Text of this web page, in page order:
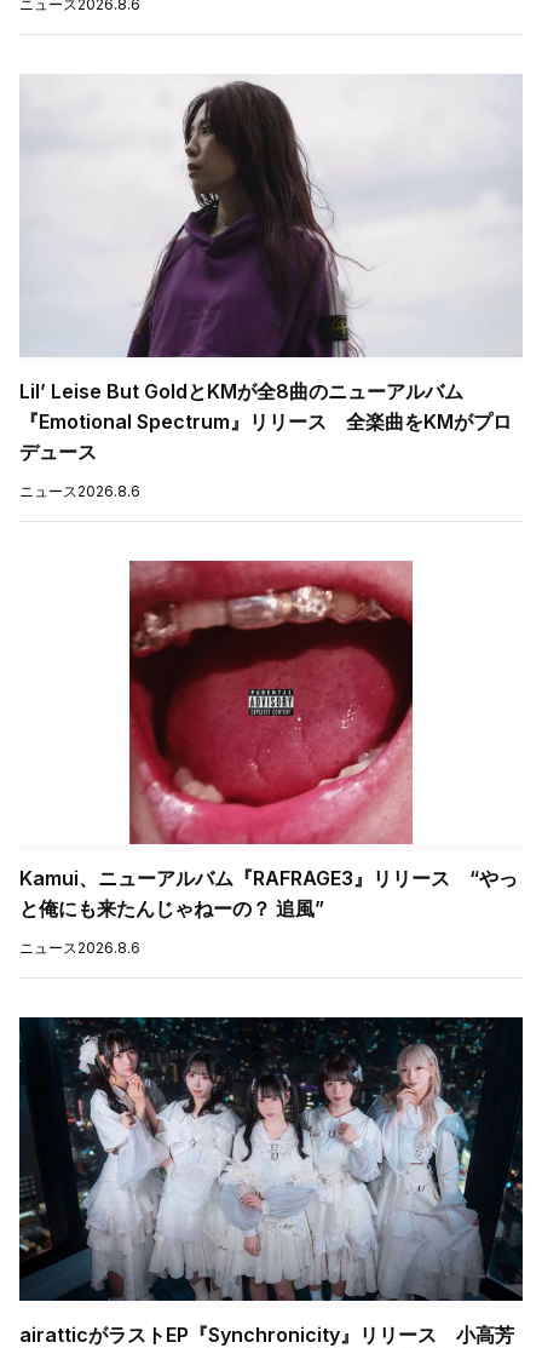
ニュース2026.8.6
Lil’ Leise But GoldとKMが全8曲のニューアルバム
『Emotional Spectrum』リリース 全楽曲をKMがプロ
デュース
ニュース2026.8.6
Kamui、ニューアルバム『RAFRAGE3』リリース “やっ
と俺にも来たんじゃねーの？ 追風”
ニュース2026.8.6
airatticがラストEP『Synchronicity』リリース 小高芳